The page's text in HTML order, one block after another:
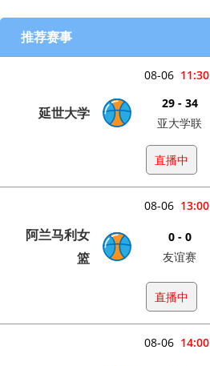
推荐赛事
11:30
08-06
延世大学
29 - 34
亚大学联
直播中
13:00
08-06
阿兰马利女
篮
0 - 0
友谊赛
直播中
14:00
08-06